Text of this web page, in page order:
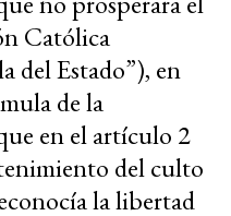
Católica
del Estado”), en
de la
en el artículo 2
del culto
la libertad